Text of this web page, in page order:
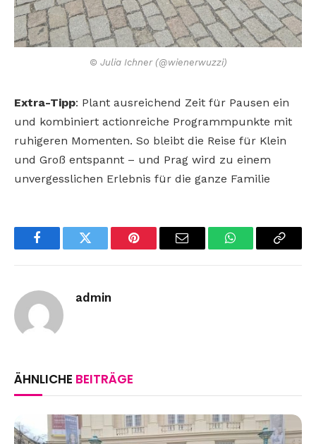
© Julia Ichner (@wienerwuzzi)
Extra-Tipp: Plant ausreichend Zeit für Pausen ein
und kombiniert actionreiche Programmpunkte mit
ruhigeren Momenten. So bleibt die Reise für Klein
und Groß entspannt – und Prag wird zu einem
unvergesslichen Erlebnis für die ganze Familie
FacebookTwitter Pinterest Email WhatsAppCopy
admin
ÄHNLICHE BEITRÄGE